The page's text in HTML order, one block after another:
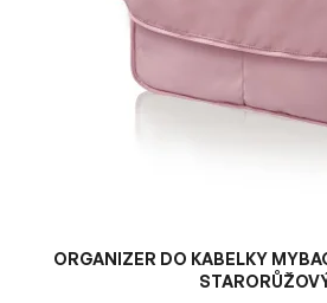
ORGANIZER DO KABELKY